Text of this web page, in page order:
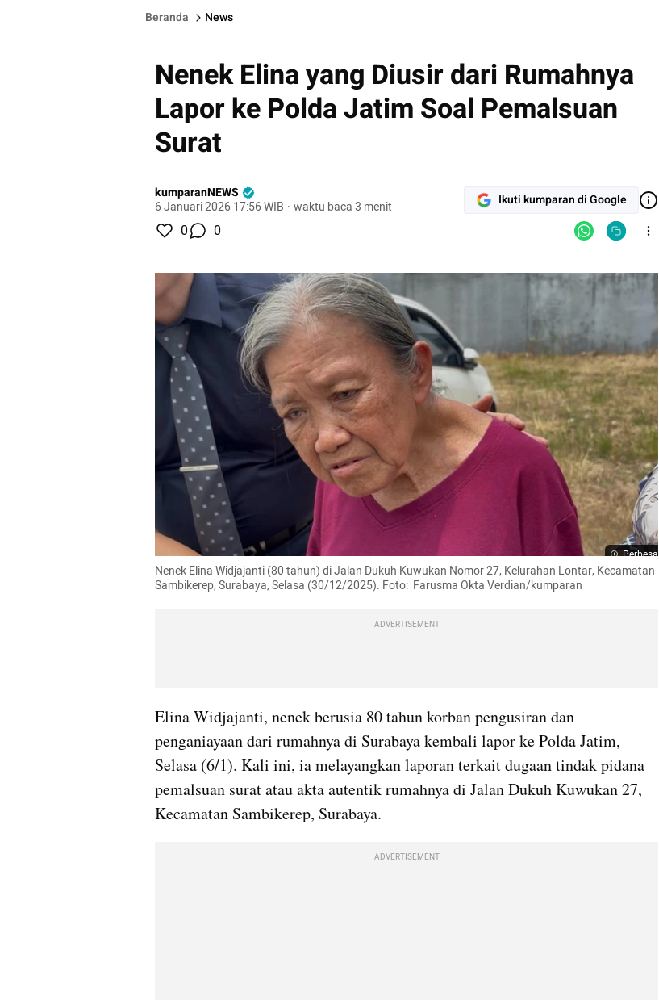
Beranda News
Nenek Elina yang Diusir dari Rumahnya
Lapor ke Polda Jatim Soal Pemalsuan
Surat
kumparanNEWS
6 Januari 2026 17:56 WIB · waktu baca 3 menit Ikuti kumparan di Google
0 0
Perbesar
Nenek Elina Widjajanti (80 tahun) di Jalan Dukuh Kuwukan Nomor 27, Kelurahan Lontar, Kecamatan
Sambikerep, Surabaya, Selasa (30/12/2025). Foto:  Farusma Okta Verdian/kumparan
ADVERTISEMENT
Elina Widjajanti, nenek berusia 80 tahun korban pengusiran dan
penganiayaan dari rumahnya di Surabaya kembali lapor ke Polda Jatim,
Selasa (6/1). Kali ini, ia melayangkan laporan terkait dugaan tindak pidana
pemalsuan surat atau akta autentik rumahnya di Jalan Dukuh Kuwukan 27,
Kecamatan Sambikerep, Surabaya.
ADVERTISEMENT